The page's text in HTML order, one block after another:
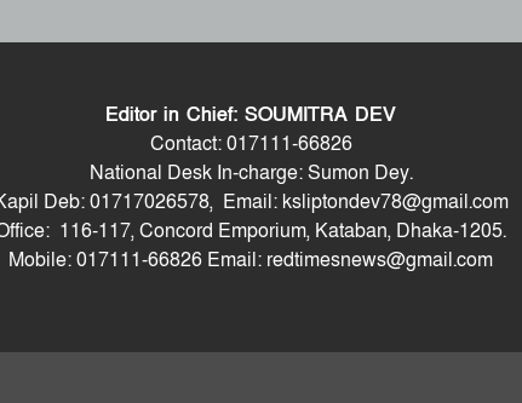
Editor in Chief: SOUMITRA DEV
Contact: 017111-66826
National Desk In-charge: Sumon Dey.
Deb: 01717026578, Email: ksliptondev78@gmail.com
116-117, Concord Emporium, Kataban, Dhaka-1205.
Mobile: 017111-66826 Email: redtimesnews@gmail.com